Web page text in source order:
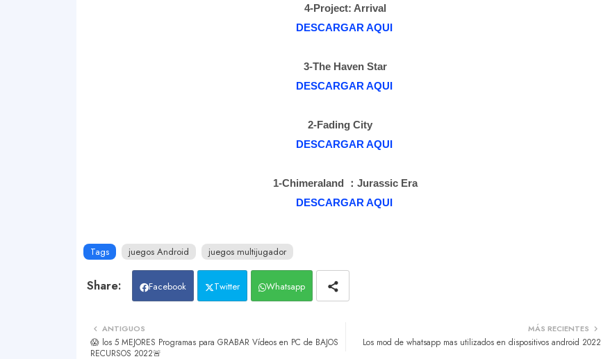
4-Project: Arrival
DESCARGAR AQUI
3-The Haven Star
DESCARGAR AQUI
2-Fading City
DESCARGAR AQUI
1-Chimeraland ： Jurassic Era
DESCARGAR AQUI
Tags juegos Android juegos multijugador
Facebook Twitter Whatsapp
MÁS RECIENTES
Los mod de whatsapp mas utilizados en dispositivos android 2022
ANTIGUOS
😱 los 5 MEJORES Programas para GRABAR Vídeos en PC de BAJOS
RECURSOS 2022🚨